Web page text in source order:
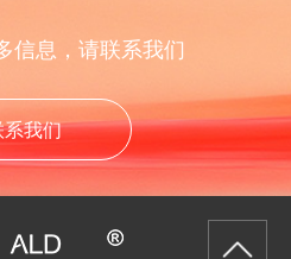
信息，请联系我们
系我们